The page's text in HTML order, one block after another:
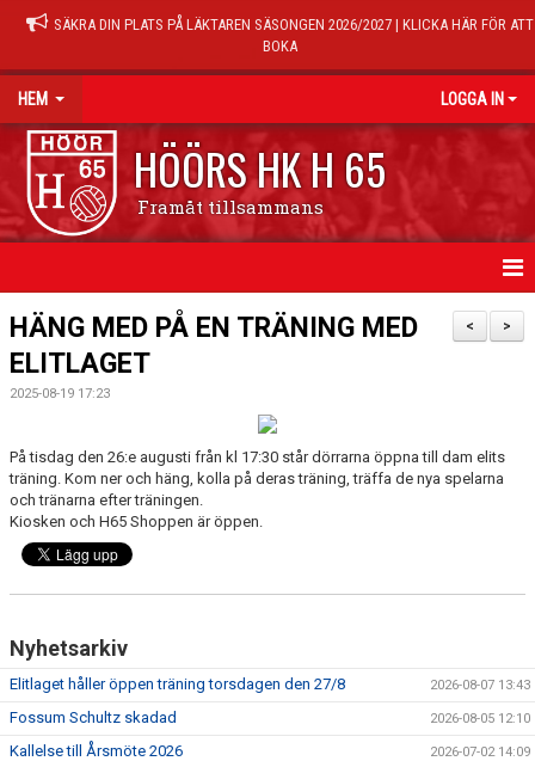
SÄKRA DIN PLATS PÅ LÄKTAREN SÄSONGEN 2026/2027 | KLICKA HÄR FÖR ATT
BOKA
HEM LOGGA IN
HÖÖRS HK H 65
Framåt tillsammans
HEM
NYHETER
MATCHER
TRÄNINGSTIDER
MEDLEMSAVGIFTER 2026/2027
HANDBOLLSAKADEMIN
JL FYSIOCENTER
>
<
HÄNG MED PÅ EN TRÄNING MED
ELITLAGET
2025-08-19 17:23
På tisdag den 26:e augusti från kl 17:30 står dörrarna öppna till dam elits
träning. Kom ner och häng, kolla på deras träning, träffa de nya spelarna
och tränarna efter träningen.
Kiosken och H65 Shoppen är öppen.
Nyhetsarkiv
Elitlaget håller öppen träning torsdagen den 27/8 2026-08-07 13:43
Fossum Schultz skadad 2026-08-05 12:10
Kallelse till Årsmöte 2026 2026-07-02 14:09